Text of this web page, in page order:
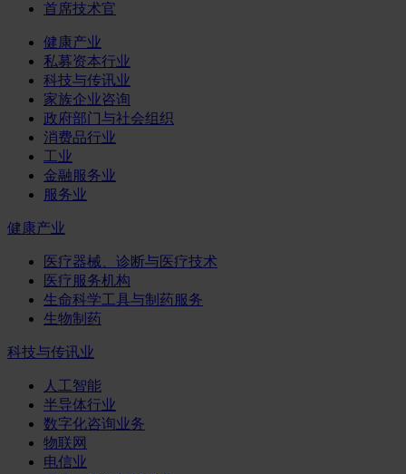
首席技术官
健康产业
私募资本行业
科技与传讯业
家族企业咨询
政府部门与社会组织
消费品行业
工业
金融服务业
服务业
健康产业
医疗器械、诊断与医疗技术
医疗服务机构
生命科学工具与制药服务
生物制药
科技与传讯业
人工智能
半导体行业
数字化咨询业务
物联网
电信业